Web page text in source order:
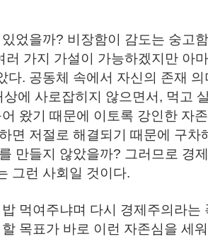
었을까? 비장함이 감도는 숭고
가지 가설이 가능하겠지만 아
. 공동체 속에서 자신의 존재
상에 사로잡히지 않으면서, 먹고
왔기 때문에 이토록 강인한 자
면 저절로 해결되기 때문에 구차
만들지 않았을까? 그러므로 경
그런 사회일 것이다.
먹여주냐며 다시 경제주의라는
목표가 바로 이런 자존심을 세